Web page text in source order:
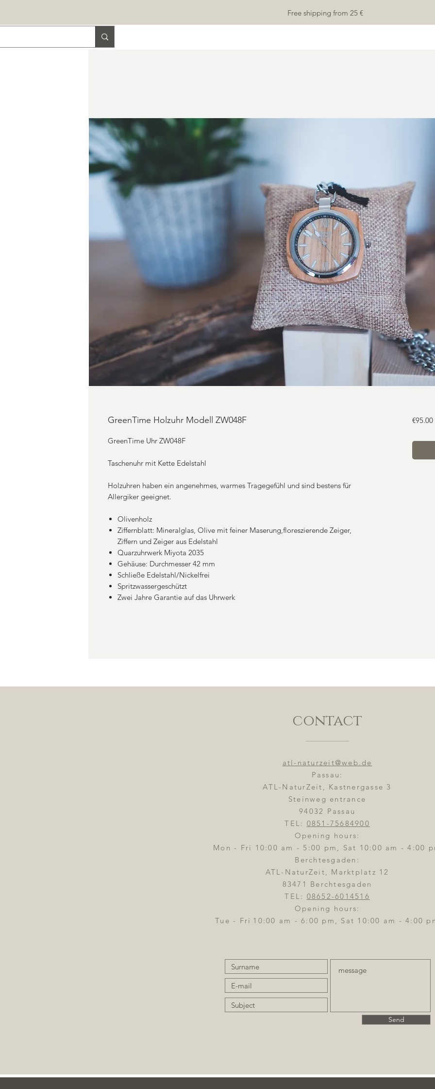
Free shipping from 25 €
GreenTime Holzuhr Modell ZW048F
GreenTime Uhr ZW048F
Taschenuhr mit Kette Edelstahl
Holzuhren haben ein angenehmes, warmes Tragegefühl und sind bestens für
Allergiker geeignet.
Olivenholz
Ziffernblatt: Mineralglas, Olive mit feiner Maserung,floreszierende Zeiger,
Ziffern und Zeiger aus Edelstahl
Quarzuhrwerk Miyota 2035
Gehäuse: Durchmesser 42 mm
Schließe Edelstahl/Nickelfrei
Spritzwassergeschützt
Zwei Jahre Garantie auf das Uhrwerk
€95.00
contact
atl-naturzeit@web.de
Passau:
ATL-NaturZeit, Kastnergasse 3
Steinweg entrance
94032 Passau
TEL: 0851-75684900
Opening hours:
Mon - Fri 10:00 am - 5:00 pm, Sat 10:00 am - 4:00
Berchtesgaden:
ATL-NaturZeit, Marktplatz 12
83471 Berchtesgaden
TEL: 08652-6014516
Opening hours:
Tue - Fri 10:00 am - 6:00 pm, Sat 10:00 am - 4:00
Send